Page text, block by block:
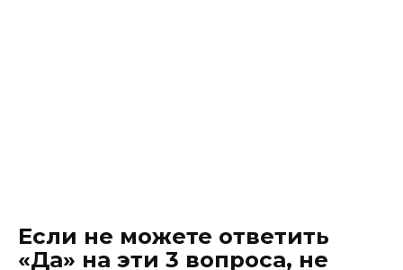
Если не можете ответить
«Да» на эти 3 вопроса, не